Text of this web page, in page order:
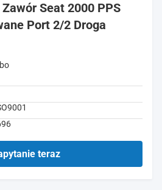
Seat 2000 PPS
Port 2/2 Droga
teraz